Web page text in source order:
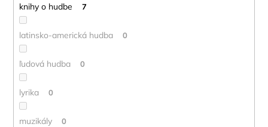
knihy o hudbe 7
latinsko-americká hudba 0
ľudová hudba 0
lyrika 0
muzikály 0